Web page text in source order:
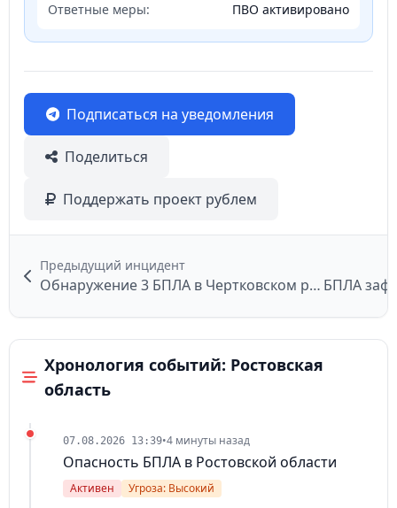
Ответные меры: ПВО активировано
Подписаться на уведомления
Поделиться
Поддержать проект рублем
Предыдущий инцидент
Обнаружение 3 БПЛА в Чертковском районе
Хронология событий: Ростовская
область
07.08.2026 13:39•4 минуты назад
Опасность БПЛА в Ростовской области
Активен Угроза: Высокий